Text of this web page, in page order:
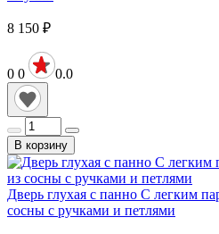
8 150 ₽
0 0 0.0
В корзину
Дверь глухая с панно С легким
сосны с ручками и петлями